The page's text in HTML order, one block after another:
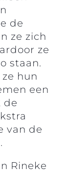
de
ze zich
ze
staan.
hun
een
de
van de
Rineke